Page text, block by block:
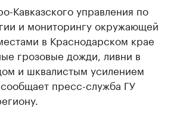
Кавказского управления по
и мониторингу окружающей
в Краснодарском крае
грозовые дожди, ливни в
и шквалистым усилением
пресс-служба ГУ